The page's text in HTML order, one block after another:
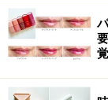
2：白髪染
ン オール